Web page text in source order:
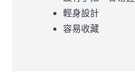
輕身設計
容易收藏